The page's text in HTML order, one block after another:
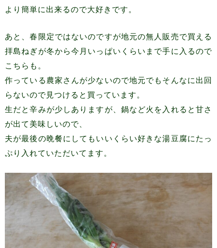
より簡単に出来るので大好きです。
あと、春限定ではないのですが地元の無人販売で買える
拝島ねぎが冬から今月いっぱいくらいまで手に入るので
こちらも。
作っている農家さんが少ないので地元でもそんなに出回
らないので見つけると買っています。
生だと辛みが少しありますが、鍋など火を入れると甘さ
が出て美味しいので、
夫が最後の晩餐にしてもいいくらい好きな湯豆腐にたっ
ぷり入れていただいてます。